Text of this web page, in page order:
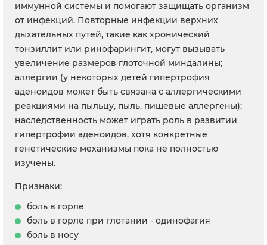
иммунной системы и помогают защищать организм
от инфекций. Повторные инфекции верхних
дыхательных путей, такие как хронический
тонзиллит или ринофарингит, могут вызывать
увеличение размеров глоточной миндалины;
аллергии (у некоторых детей гипертрофия
аденоидов может быть связана с аллергическими
реакциями на пыльцу, пыль, пищевые аллергены);
наследственность может играть роль в развитии
гипертрофии аденоидов, хотя конкретные
генетические механизмы пока не полностью
изучены.
Признаки:
боль в горле
боль в горле при глотании - одинофагия
боль в носу